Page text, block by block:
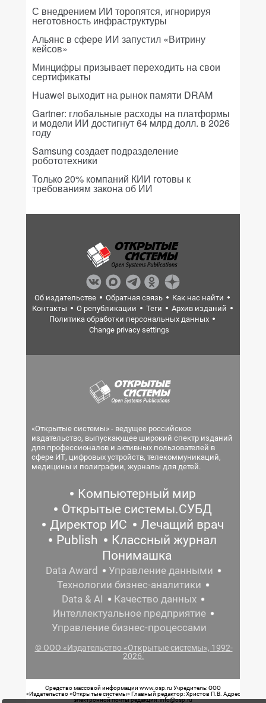
С внедрением ИИ торопятся, игнорируя
неготовность инфраструктуры
Альянс в сфере ИИ запустил «Витрину
кейсов»
Минцифры призывает переходить на свои
сертификаты
Huawei выходит на рынок памяти DRAM
Gartner: глобальные расходы на платформы
и модели ИИ достигнут 64 млрд долл. в 2026
году
Samsung создает подразделение
робототехники
Только 20% компаний КИИ готовы к
требованиям закона об ИИ
Об издательстве Обратная связь
Как нас найти
Контакты
О републикации Теги
Архив изданий
Политика обработки персональных данных
Change privacy settings
«Открытые системы» - ведущее российское
издательство, выпускающее широкий спектр изданий
для профессионалов и активных пользователей в
сфере ИТ, цифровых устройств, телекоммуникаций,
медицины и полиграфии, журналы для детей.
Компьютерный мир
Открытые системы.СУБД
Директор ИС
Лечащий врач
Publish
Классный журнал
Понимашка
Data Award
Управление данными
Технологии бизнес-аналитики
Data & AI
Качество данных
Интеллектуальное предприятие
Управление бизнес-процессами
© ООО «Издательство «Открытые системы», 1992-
2026.
Средство массовой информации www.osp.ru Учредитель: ООО
«Издательство «Открытые системы» Главный редактор: Христов П.В. Адрес
электронной почты редакции: info@osp.ru